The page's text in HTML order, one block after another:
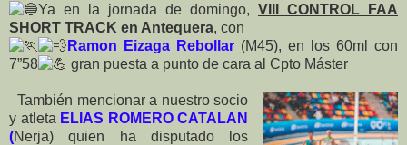
Ya en la jornada de domingo, VIII CONTROL FAA
SHORT TRACK en Antequera, con
Ramon Eizaga Rebollar (M45), en los 60ml con
7”58
gran puesta a punto de cara al Cpto Máster
También mencionar a nuestro socio
y atleta ELIAS ROMERO CATALAN
(Nerja) quien ha disputado los